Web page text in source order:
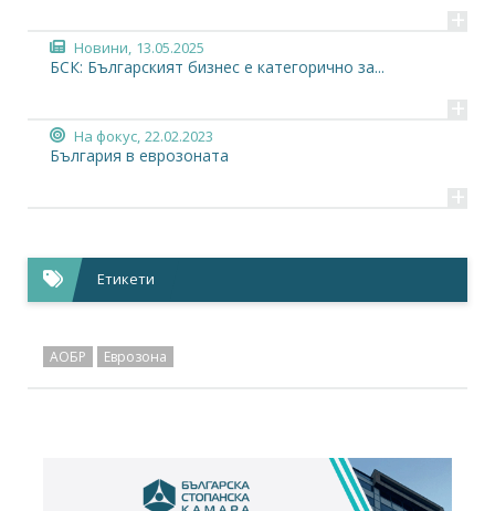
+
Новини, 13.05.2025
БСК: Българският бизнес е категорично за...
+
На фокус, 22.02.2023
България в еврозоната
+
Етикети
АОБР Еврозона